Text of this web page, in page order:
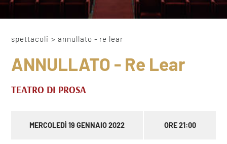
spettacoli > annullato - re lear
ANNULLATO - Re Lear
TEATRO DI PROSA
MERCOLEDÌ 19 GENNAIO 2022 ORE 21:00